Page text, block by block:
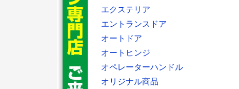
エクステリア
エントランスドア
オートドア
オートヒンジ
オペレーターハンドル
オリジナル商品